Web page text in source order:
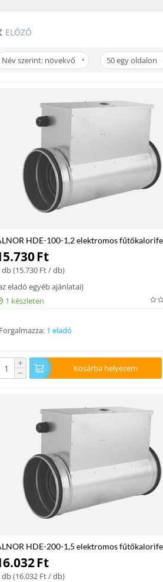
rendszereket találsz gyors
ELŐZŐ
Név szerint: növekvő 50egy oldalon
HDE-100-1,2 elektromos
Ft
db (15.730 Ft/ db)
eladó egyéb ajánlatai)
1 készleten
Forgalmazza: 1 eladó
+
− Kosárba helyezem
HDE-200-1,5 elektromos
Ft
db (16.032 Ft/ db)